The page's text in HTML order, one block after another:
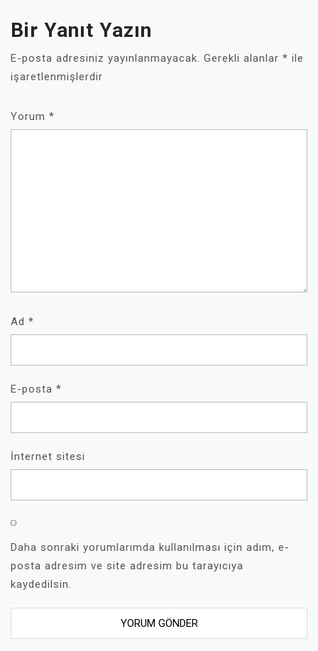
Bir Yanıt Yazın
E-posta adresiniz yayınlanmayacak. Gerekli alanlar * ile
işaretlenmişlerdir
Yorum *
Ad *
E-posta *
İnternet sitesi
Daha sonraki yorumlarımda kullanılması için adım, e-
posta adresim ve site adresim bu tarayıcıya
kaydedilsin.